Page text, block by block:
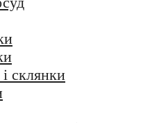
склянки